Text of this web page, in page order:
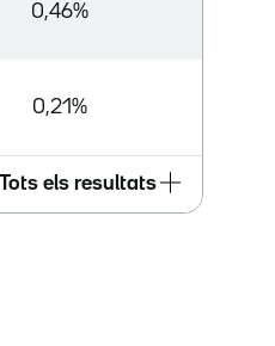
0,46%
0,21%
Tots els resultats